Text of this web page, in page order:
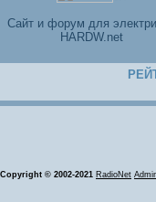
Cайт и форум для
HARDW.net
Copyright © 2002-2021 RadioNet